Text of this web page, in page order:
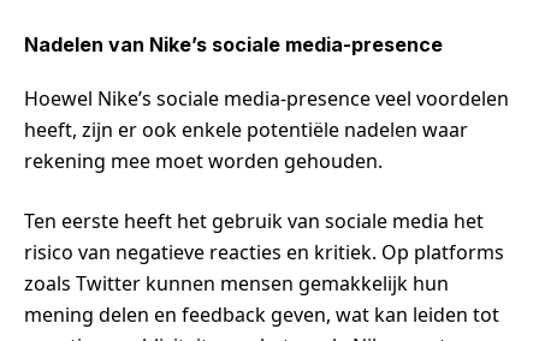
Nadelen van Nike’s sociale media-presence
Hoewel Nike’s sociale media-presence veel voordelen
heeft, zijn er ook enkele potentiële nadelen waar
rekening mee moet worden gehouden.
Ten eerste heeft het gebruik van sociale media het
risico van negatieve reacties en kritiek. Op platforms
zoals Twitter kunnen mensen gemakkelijk hun
mening delen en feedback geven, wat kan leiden tot